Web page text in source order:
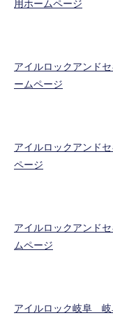
用ホームページ
アイルロックアンド
ームページ
アイルロックアンド
ページ
アイルロックアンド
ムページ
アイルロック岐阜 岐